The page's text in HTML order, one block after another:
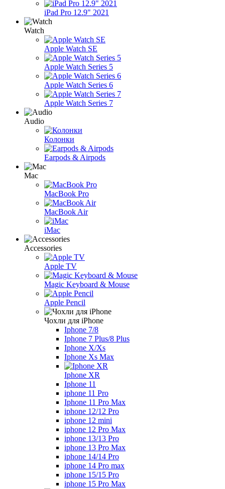
iPad Pro 12.9" 2021
Watch
Apple Watch SE
Apple Watch Series 5
Apple Watch Series 6
Apple Watch Series 7
Audio
Колонки
Earpods & Airpods
Mac
MacBook Pro
MacBook Air
iMac
Accessories
Apple TV
Magic Keyboard & Mouse
Apple Pencil
Чохли для iPhone
Iphone 7/8
Iphone 7 Plus/8 Plus
Iphone X/Xs
Iphone Xs Max
Iphone XR
Iphone 11
iphone 11 Pro
Iphone 11 Pro Max
iphone 12/12 Pro
iphone 12 mini
iphone 12 Pro Max
iphone 13/13 Pro
iphone 13 Pro Max
iphone 14/14 Pro
iphone 14 Pro max
iphone 15/15 Pro
iphone 15 Pro Max